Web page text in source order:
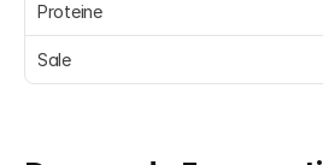
Proteine
Sale